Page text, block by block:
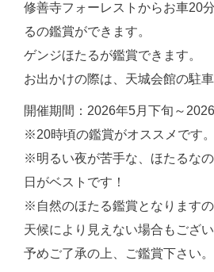
修善寺フォーレストからお車20
るの鑑賞ができます。
ゲンジほたるが鑑賞できます。
お出かけの際は、天城会館の駐
開催期間：2026年5月下旬～
※20時頃の鑑賞がオススメです。
※明るい夜が苦手な、ほたるな
日がベストです！
※自然のほたる鑑賞となります
天候により見えない場合もござい
予めご了承の上、ご鑑賞下さい。